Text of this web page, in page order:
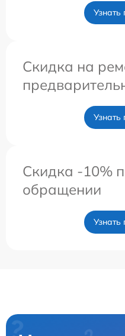
Узнать
Скидка на
Узнать
Скидка -10%
обращении
Узнать